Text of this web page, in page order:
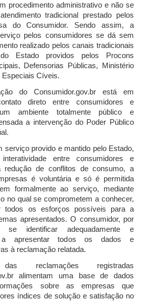
procedimento administrativo e não se
tradicional prestado pelos
do Consumidor. Sendo assim, a
pelos consumidores se dá sem
realizado pelos canais tradicionais
Estado providos pelos Procons
Defensorias Públicas, Ministério
Especiais Cíveis.
do Consumidor.gov.br está em
direto entre consumidores e
ambiente totalmente público e
a intervenção do Poder Público
serviço provido e mantido pelo Estado,
entre consumidores e
redução de conflitos de consumo, a
é voluntária e só é permitida
formalmente ao serviço, mediante
no qual se comprometem a conhecer,
todos os esforços possíveis para a
apresentados. O consumidor, por
identificar adequadamente e
a apresentar todos os dados e
à reclamação relatada.
reclamações registradas
alimentam uma base de dados
sobre as empresas que
índices de solução e satisfação no